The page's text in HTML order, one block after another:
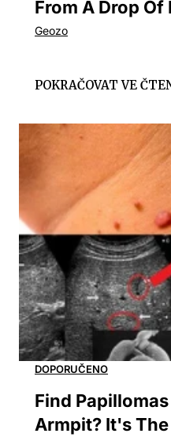
From A Drop Of
Find
Armpit? It's